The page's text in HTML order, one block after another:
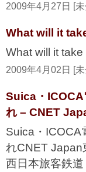
2009年4月27日 [
What will it
What will it
2009年4月02日 [
Suica・ICOCA
れ – CNET
Suica・ICOCA
れCNET Japan
西日本旅客鉄